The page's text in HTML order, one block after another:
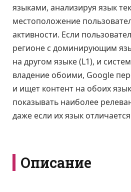
языками, анализируя язык
местоположение
активности. Если
регионе с доминирующим
на другом языке (L1), и
владение обоими, Google
и ищет контент на обоих
показывать наиболее
даже если их язык
Описание